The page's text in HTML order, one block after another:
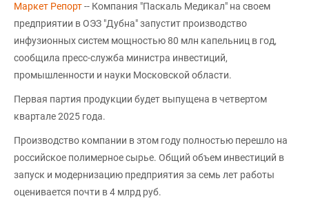
Маркет Репорт-- Компания "Паскаль Медикал" на своем
предприятии в ОЭЗ "Дубна" запустит производство
инфузионных систем мощностью 80 млн капельниц в год,
сообщила пресс-служба министра инвестиций,
промышленности и науки Московской области.
Первая партия продукции будет выпущена в четвертом
квартале 2025 года.
Производство компании в этом году полностью перешло на
российское полимерное сырье. Общий объем инвестиций в
запуск и модернизацию предприятия за семь лет работы
оценивается почти в 4 млрд руб.